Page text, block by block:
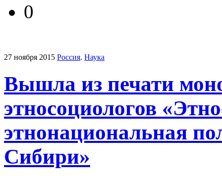
0
27 ноября 2015 Россия. Наука
Вышла из печати
этносоциологов
этнонациональная
Сибири»